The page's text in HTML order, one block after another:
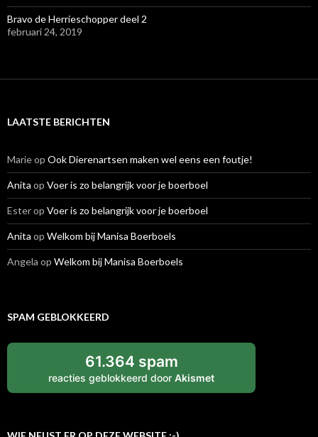
Bravo de Herrieschopper deel 2
februari 24, 2019
LAATSTE BERICHTEN
Marieop Ook Dierenartsen maken wel eens een foutje!
Anita op Voer is zo belangrijk voor je boerboel
Esterop Voer is zo belangrijk voor je boerboel
Anita op Welkom bij Manisa Boerboels
Angela op Welkom bij Manisa Boerboels
SPAM GEBLOKKEERD
61.364 spam
reacties geblokkeerd door Akismet